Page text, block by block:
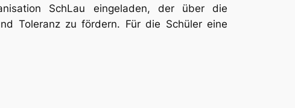
SchLau eingeladen, der über die
Toleranz zu fördern. Für die Schüler eine